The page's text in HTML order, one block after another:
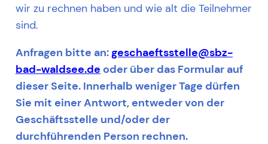
wir zu rechnen haben und wie alt die Teilnehmer
sind.
Anfragen bitte an:geschaeftsstelle@sbz-
bad-waldsee.de oder über das Formular auf
dieser Seite. Innerhalb weniger Tage dürfen
Sie mit einer Antwort, entweder von der
Geschäftsstelle und/oder der
durchführenden Person rechnen.